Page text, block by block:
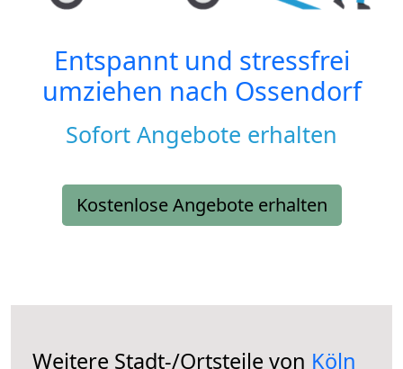
Entspannt und stressfrei
umziehen nach Ossendorf
Sofort Angebote erhalten
Kostenlose Angebote erhalten
Weitere Stadt-/Ortsteile von Köln